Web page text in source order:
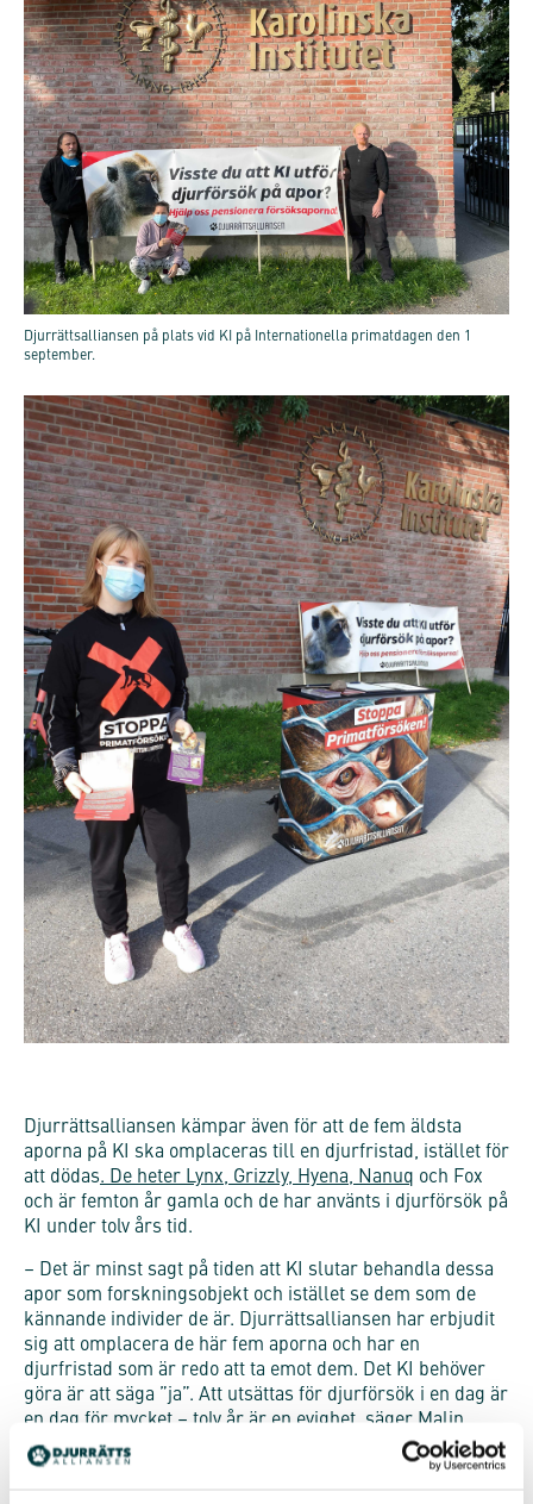
Djurrättsalliansen på plats vid KI på Internationella primatdagen den 1
september.
Djurrättsalliansen kämpar även för att de fem äldsta
aporna på KI ska omplaceras till en djurfristad, istället för
att dödas. De heter Lynx, Grizzly, Hyena, Nanuq och Fox
och är femton år gamla och de har använts i djurförsök på
KI under tolv års tid.
– Det är minst sagt på tiden att KI slutar behandla dessa
apor som forskningsobjekt och istället se dem som de
kännande individer de är. Djurrättsalliansen har erbjudit
sig att omplacera de här fem aporna och har en
djurfristad som är redo att ta emot dem. Det KI behöver
göra är att säga ”ja”. Att utsättas för djurförsök i en dag är
en dag för mycket – tolv år är en evighet, säger Malin
Kolm.